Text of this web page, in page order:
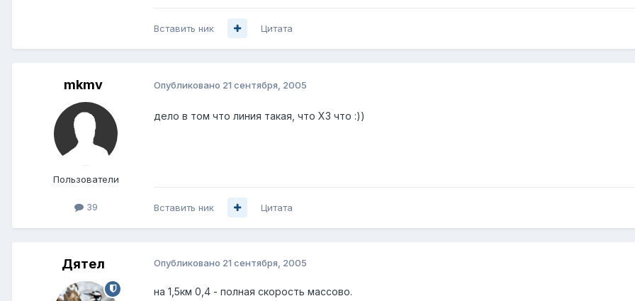
Вставить ник Цитата
mkmv
Пользователи
39
Опубликовано 21 сентября, 2005
дело в том что линия такая, что ХЗ что :))
Вставить ник Цитата
Дятел Опубликовано 21 сентября, 2005
на 1,5км 0,4 - полная скорость массово.